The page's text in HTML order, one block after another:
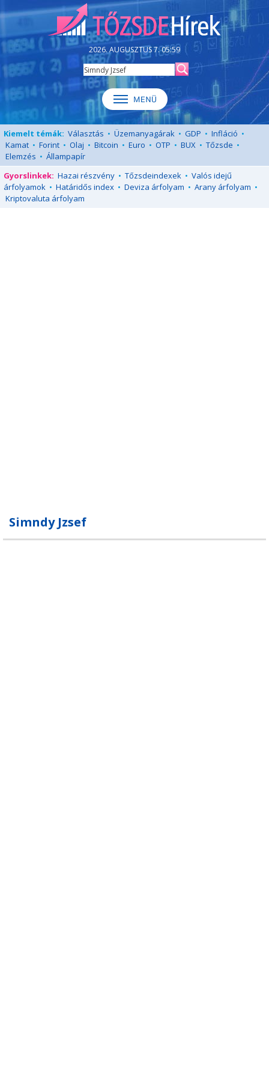
2026. AUGUSZTUS 7. 05:59
Kiemelt témák: Választás • Üzemanyagárak • GDP • Infláció •
Kamat • Forint • Olaj • Bitcoin • Euro • OTP • BUX • Tőzsde •
Elemzés • Állampapír
Gyorslinkek: Hazai részvény • Tőzsdeindexek • Valós idejű
árfolyamok • Határidős index • Deviza árfolyam • Arany árfolyam •
Kriptovaluta árfolyam
Simndy Jzsef